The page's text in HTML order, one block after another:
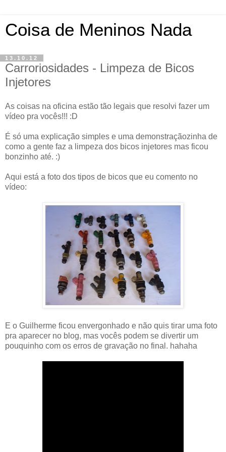
Coisa de Meninos Nada
13.10.12
Carroriosidades - Limpeza de Bicos
Injetores
As coisas na oficina estão tão legais que resolvi fazer um
vídeo pra vocês!!! :D
É só uma explicação simples e uma demonstraçãozinha de
como a gente faz a limpeza dos bicos injetores mas ficou
bonzinho até. :)
Aqui está a foto dos tipos de bicos que eu comento no
vídeo:
E o Guilherme ficou envergonhado e não quis tirar uma foto
pra aparecer no blog, mas vocês podem se divertir um
pouquinho com os erros de gravação no final. hahaha